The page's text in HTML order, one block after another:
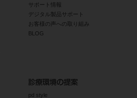
サポート情報
デジタル製品サポート
お客様の声への取り組み
BLOG
pd style